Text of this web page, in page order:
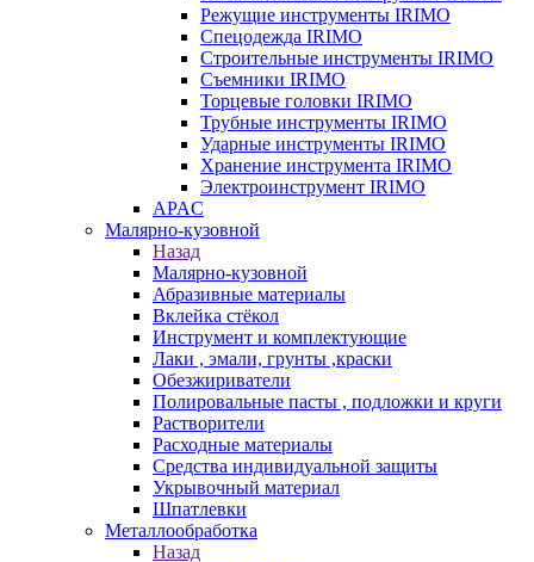
Режущие инструменты IRIMO
Спецодежда IRIMO
Строительные инструменты IRIMO
Съемники IRIMO
Торцевые головки IRIMO
Трубные инструменты IRIMO
Ударные инструменты IRIMO
Хранение инструмента IRIMO
Электроинструмент IRIMO
APAC
Малярно-кузовной
Назад
Малярно-кузовной
Абразивные материалы
Вклейка стёкол
Инструмент и комплектующие
Лаки , эмали, грунты ,краски
Обезжириватели
Полировальные пасты , подложки и круги
Растворители
Расходные материалы
Средства индивидуальной защиты
Укрывочный материал
Шпатлевки
Металлообработка
Назад